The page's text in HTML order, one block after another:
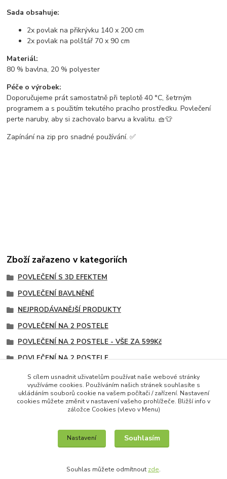
Sada obsahuje:
2x povlak na přikrývku 140 x 200 cm
2x povlak na polštář 70 x 90 cm
Materiál:
80 % bavlna, 20 % polyester
Péče o výrobek:
Doporučujeme prát samostatně při teplotě 40 °C, šetrným
programem a s použitím tekutého pracího prostředku. Povlečení
perte naruby, aby si zachovalo barvu a kvalitu. 🧺👕
Zapínání na zip pro snadné používání. ✅
Zboží zařazeno v kategoriích
POVLEČENÍ S 3D EFEKTEM
POVLEČENÍ BAVLNĚNÉ
NEJPRODÁVANĚJŠÍ PRODUKTY
POVLEČENÍ NA 2 POSTELE
POVLEČENÍ NA 2 POSTELE - VŠE ZA 599Kč
POVLEČENÍ NA 2 POSTELE
POVLEČENÍ NA 2 POSTELE
SADY - PROSTĚRADLO ZDARMA
IT služby na míru / unilogo.cz
S cílem usnadnit uživatelům používat naše webové stránky
využíváme cookies. Používáním našich stránek souhlasíte s
ukládáním souborů cookie na vašem počítači / zařízení. Nastavení
cookies můžete změnit v nastavení vašeho prohlížeče. Bližší info v
záložce Cookies (vlevo v Menu)
Nastavení Souhlasím
Souhlas můžete odmítnout zde.